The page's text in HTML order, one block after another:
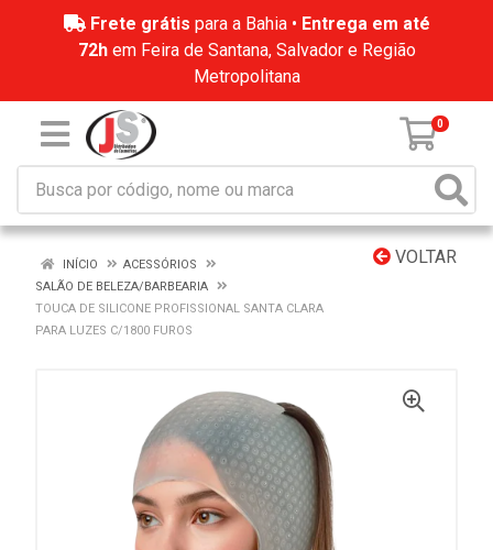
Frete grátis para a Bahia • Entrega em até
72hem Feira de Santana, Salvador e Região
Metropolitana
0
VOLTAR
INÍCIO
ACESSÓRIOS
SALÃO DE BELEZA/BARBEARIA
TOUCA DE SILICONE PROFISSIONAL SANTA CLARA
PARA LUZES C/1800 FUROS